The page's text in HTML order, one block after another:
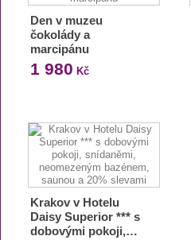
Den v muzeu
čokolády a
marcipánu
1 980 Kč
Krakov v Hotelu
Daisy Superior *** s
dobovými pokoji,…